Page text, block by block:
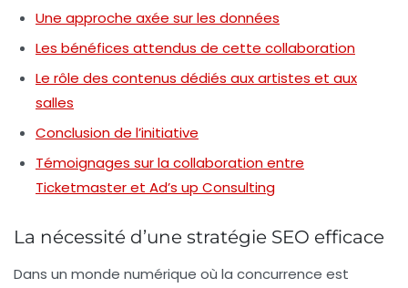
Une approche axée sur les données
Les bénéfices attendus de cette collaboration
Le rôle des contenus dédiés aux artistes et aux
salles
Conclusion de l’initiative
Témoignages sur la collaboration entre
Ticketmaster et Ad’s up Consulting
La nécessité d’une stratégie SEO efficace
Dans un monde numérique où la concurrence est